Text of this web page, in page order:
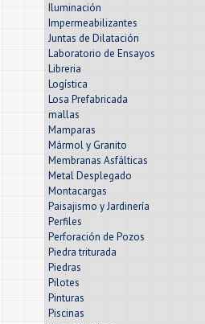
Iluminación
Impermeabilizantes
Juntas de Dilatación
Laboratorio de Ensayos
Libreria
Logística
Losa Prefabricada
mallas
Mamparas
Mármol y Granito
Membranas Asfálticas
Metal Desplegado
Montacargas
Paisajismo y Jardinería
Perfiles
Perforación de Pozos
Piedra triturada
Piedras
Pilotes
Pinturas
Piscinas